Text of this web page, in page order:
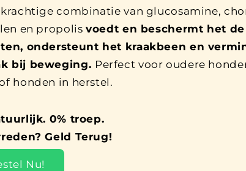
krachtige combinatie van glucosamine,
en propolisvoedt en beschermt het de
ondersteunt het kraakbeen en
bij beweging. Perfect voor oudere
honden in herstel.
0% troep.
Geld Terug!
Nu!